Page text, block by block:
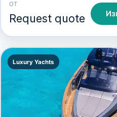
ОТ
Request quote
Luxury Yachts